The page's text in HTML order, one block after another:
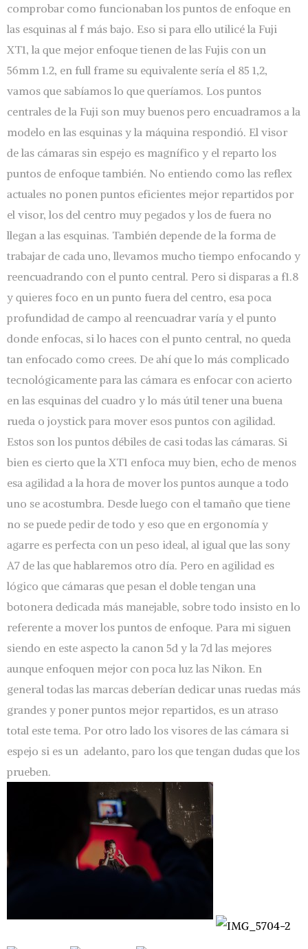
comprobar como funcionaban los puntos de enfoque en
las esquinas al f más bajo. Eso si para ello utilicé la Fuji
XT1, la que mejor enfoque tienen de las Fujis con un
56mm 1.2, en full frame su equivalente sería el 85 1,2,
vamos que sabíamos lo que queríamos. Los puntos
centrales de la Fuji son muy buenos pero encuadramos a la
modelo en las esquinas y la máquina respondió. El visor
de las cámaras sin espejo es magnífico y el reparto los
puntos de enfoque también. No entiendo como las reflex
actuales no ponen puntos eficientes mejor repartidos por
el visor, los del centro muy pegados y los de fuera no
llegan a las esquinas. También depende de la forma de
trabajar de cada uno, llevamos mucho tiempo enfocando y
reencuadrando con el punto central. Pero si disparas a f1.8
y quieres foco en un punto fuera del centro, esa poca
profundidad de campo al reencuadrar varía y el punto
donde enfocas, si lo haces con el punto central, no queda
tan enfocado como crees. De ahí que lo más complicado
tecnológicamente para las cámara es enfocar con acierto
en las esquinas del cuadro y lo más útil tener una buena
rueda o joystick para mover esos puntos con agilidad.
Estos son los puntos débiles de casi todas las cámaras. Si
bien es cierto que la XT1 enfoca muy bien, echo de menos
esa agilidad a la hora de mover los puntos aunque a todo
uno se acostumbra. Desde luego con el tamaño que tiene
no se puede pedir de todo y eso que en ergonomía y
agarre es perfecta con un peso ideal, al igual que las sony
A7 de las que hablaremos otro día. Pero en agilidad es
lógico que cámaras que pesan el doble tengan una
botonera dedicada más manejable, sobre todo insisto en lo
referente a mover los puntos de enfoque. Para mi siguen
siendo en este aspecto la canon 5d y la 7d las mejores
aunque enfoquen mejor con poca luz las Nikon. En
general todas las marcas deberían dedicar unas ruedas más
grandes y poner puntos mejor repartidos, es un atraso
total este tema. Por otro lado los visores de las cámara si
espejo si es un adelanto, paro los que tengan dudas que los
prueben.